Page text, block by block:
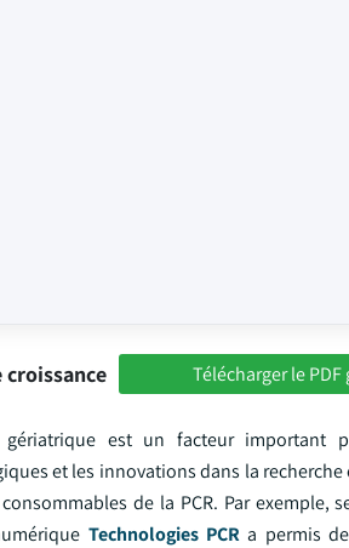
Télécharger le
est un facteur important
et les innovations dans la recherche
de la PCR. Par exemple,
Technologies PCR a permis